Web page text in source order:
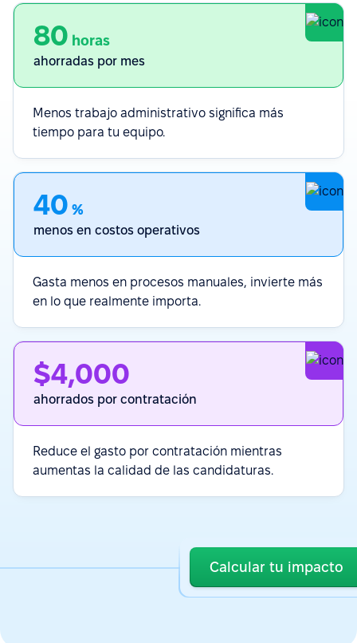
80 horas
ahorradas por mes
Menos trabajo administrativo significa más
tiempo para tu equipo.
40 %
menos en costos operativos
Gasta menos en procesos manuales, invierte más
en lo que realmente importa.
$4,000
ahorrados por contratación
Reduce el gasto por contratación mientras
aumentas la calidad de las candidaturas.
Calcular tu impacto